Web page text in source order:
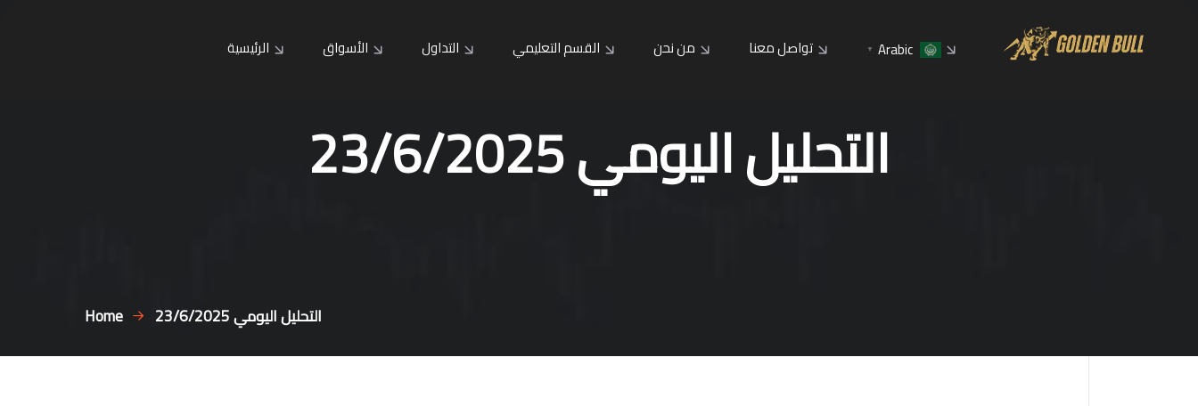
الرئيسية الأسواق التداول القسم التعليمي من نحن تواصل معنا Arabic
▼
التحليل اليومي 23/6/2025
Home التحليل اليومي 23/6/2025